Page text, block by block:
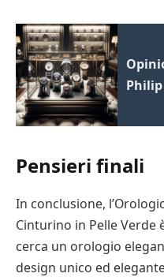
Pensieri finali
In conclusione,
Cinturino in Pelle Verde
cerca un orologio
design unico ed